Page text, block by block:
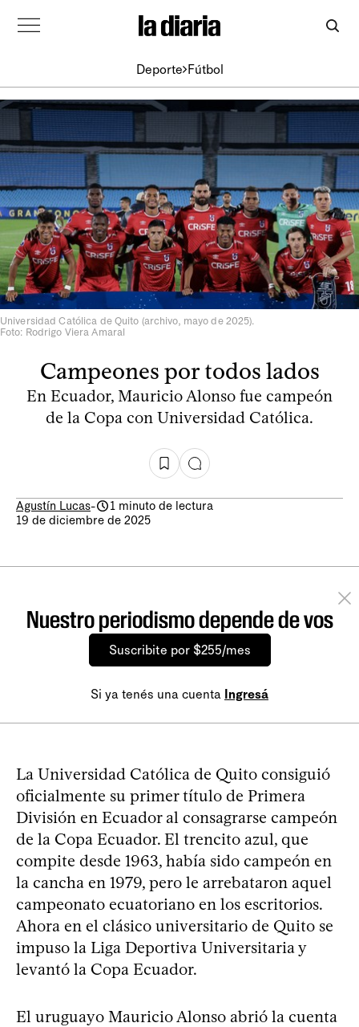
Deporte Fútbol
Universidad Católica de Quito (archivo, mayo de 2025).
Foto: Rodrigo Viera Amaral
Campeones por todos lados
En Ecuador, Mauricio Alonso fue campeón
de la Copa con Universidad Católica.
Agustín Lucas-
1 minuto de lectura
19 de diciembre de 2025
Nuestro periodismo depende de vos
Suscribite por $255/mes
Si ya tenés una cuenta Ingresá
La Universidad Católica de Quito consiguió
oficialmente su primer título de Primera
División en Ecuador al consagrarse campeón
de la Copa Ecuador. El trencito azul, que
compite desde 1963, había sido campeón en
la cancha en 1979, pero le arrebataron aquel
campeonato ecuatoriano en los escritorios.
Ahora en el clásico universitario de Quito se
impuso la Liga Deportiva Universitaria y
levantó la Copa Ecuador.
El uruguayo Mauricio Alonso abrió la cuenta